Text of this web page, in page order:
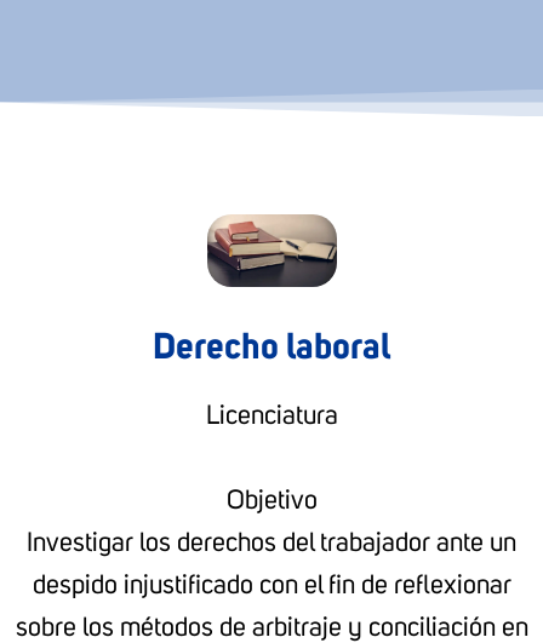
Derecho laboral
Licenciatura
Objetivo
Investigar los derechos del trabajador ante un
despido injustificado con el fin de reflexionar
sobre los métodos de arbitraje y conciliación en